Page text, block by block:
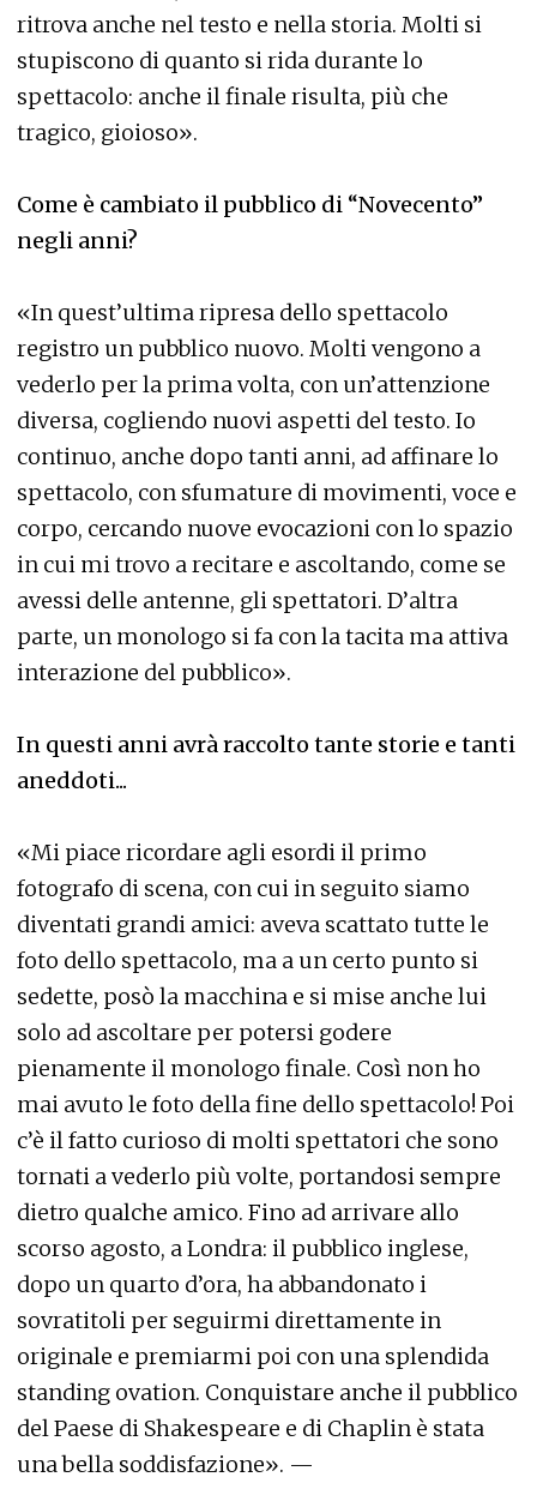
ritrova anche nel testo e nella storia. Molti si
stupiscono di quanto si rida durante lo
spettacolo: anche il finale risulta, più che
tragico, gioioso».
Come è cambiato il pubblico di “Novecento”
negli anni?
«In quest’ultima ripresa dello spettacolo
registro un pubblico nuovo. Molti vengono a
vederlo per la prima volta, con un’attenzione
diversa, cogliendo nuovi aspetti del testo. Io
continuo, anche dopo tanti anni, ad affinare lo
spettacolo, con sfumature di movimenti, voce e
corpo, cercando nuove evocazioni con lo spazio
in cui mi trovo a recitare e ascoltando, come se
avessi delle antenne, gli spettatori. D’altra
parte, un monologo si fa con la tacita ma attiva
interazione del pubblico».
In questi anni avrà raccolto tante storie e tanti
aneddoti...
«Mi piace ricordare agli esordi il primo
fotografo di scena, con cui in seguito siamo
diventati grandi amici: aveva scattato tutte le
foto dello spettacolo, ma a un certo punto si
sedette, posò la macchina e si mise anche lui
solo ad ascoltare per potersi godere
pienamente il monologo finale. Così non ho
mai avuto le foto della fine dello spettacolo! Poi
c’è il fatto curioso di molti spettatori che sono
tornati a vederlo più volte, portandosi sempre
dietro qualche amico. Fino ad arrivare allo
scorso agosto, a Londra: il pubblico inglese,
dopo un quarto d’ora, ha abbandonato i
sovratitoli per seguirmi direttamente in
originale e premiarmi poi con una splendida
standing ovation. Conquistare anche il pubblico
del Paese di Shakespeare e di Chaplin è stata
una bella soddisfazione». —